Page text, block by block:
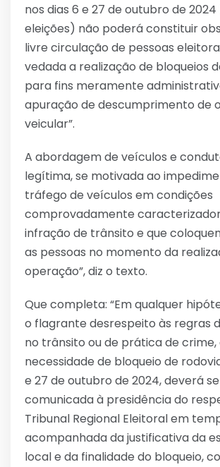
nos dias 6 e 27 de outubro de
eleições) não poderá constituir
livre circulação de pessoas
vedada a realização de bloqueios
para fins meramente
apuração de descumprimento de
veicular”.
A abordagem de veículos e
legítima, se motivada ao
tráfego de veículos em condições
comprovadamente
infração de trânsito e que
as pessoas no momento da
operação”, diz o texto.
Que completa: “Em qualquer
o flagrante desrespeito às regras
no trânsito ou de prática de
necessidade de bloqueio de
e 27 de outubro de 2024, deverá
comunicada à presidência do
Tribunal Regional Eleitoral em
acompanhada da justificativa da
local e da finalidade do bloqueio,